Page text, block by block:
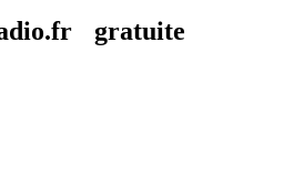
gratuite